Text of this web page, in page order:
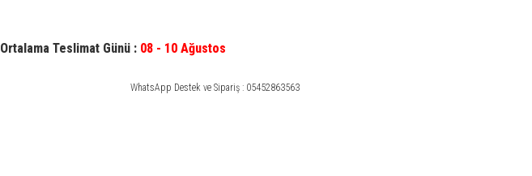
Ortalama Teslimat Günü : 08 - 10 Ağustos
WhatsApp Destek ve Sipariş : 05452863563